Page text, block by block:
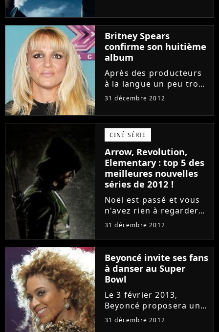
un nouvel album à
succès, un numéro un
mondial de plus à son
actif et...
Britney Spears
confirme son huitième
album
Après des producteurs
à la langue un peu trop
pendue, c'est Britney
plutôt les
administrateurs de son
compte Twitter - qui a
confirmé qu'elle se
concentrait
effectivement...
31 décembre 2012
CINÉ SÉRIE
Arrow, Revolution,
Elementary : top 5 des
meilleures nouvelles
séries de 2012 !
Noël est passé et vous
n'avez rien à regarder
en attendant le Nouvel
séries américaines
regorgent de
nouveautés qu'il ne faut
pas manquer. Aux US, la
saison...
31 décembre 2012
Beyoncé invite ses fans
à danser au Super
Bowl
Le 3 février 2013,
Beyoncé proposera une
prestation
31 décembre 2012